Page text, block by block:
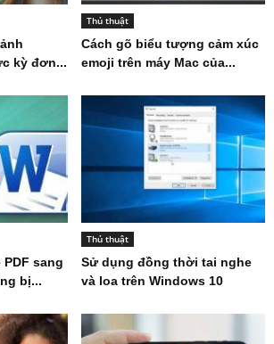
kỳ đơn...
Thủ thuật
Cách gõ biểu tượng cảm xúc
emoji trên máy Mac của...
sang
bị...
Thủ thuật
Sử dụng đồng thời tai nghe
và loa trên Windows 10